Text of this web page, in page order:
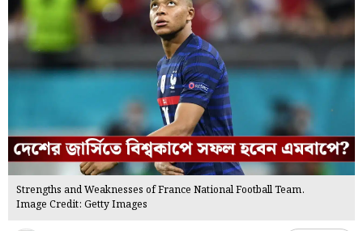
Strengths and Weaknesses of France National Football Team.
Image Credit: Getty Images